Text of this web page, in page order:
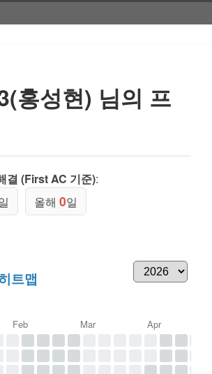
홍성현) 님의 프
결 (First AC 기준):
올해 0일
트맵
Feb Mar Apr